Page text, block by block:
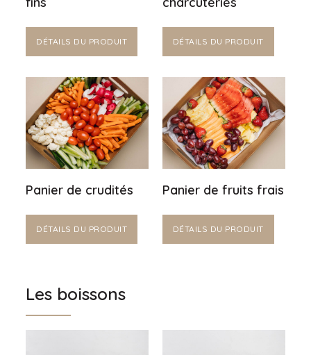
DÉTAILS DU PRODUIT DÉTAILS DU PRODUIT
Panier de crudités
DÉTAILS DU PRODUIT
Panier de fruits frais
DÉTAILS DU PRODUIT
Les boissons